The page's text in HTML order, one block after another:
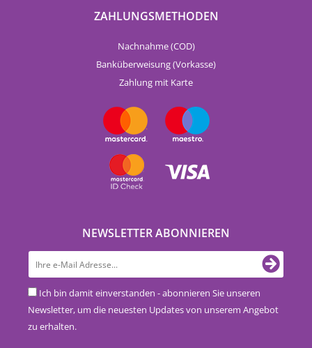
ZAHLUNGSMETHODEN
Nachnahme (COD)
Banküberweisung (Vorkasse)
Zahlung mit Karte
NEWSLETTER ABONNIEREN
Ich bin damit einverstanden - abonnieren Sie unseren
Newsletter, um die neuesten Updates von unserem Angebot
zu erhalten.